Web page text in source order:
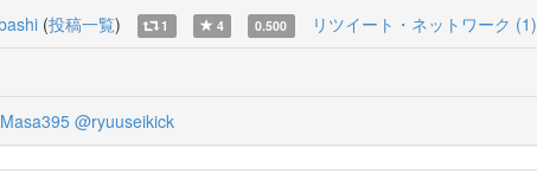
(投稿一覧) 1 4 0.500 リツイート・ネットワーク (1)
@ryuuseikick